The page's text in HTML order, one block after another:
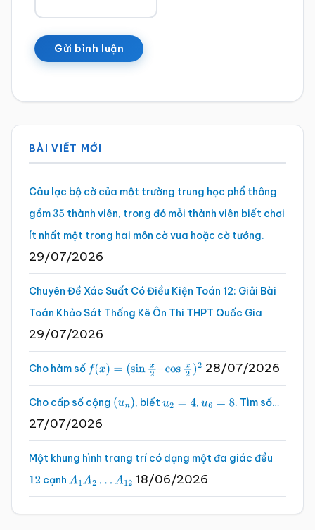
Sidebar
chính
BÀI VIẾT MỚI
Câu lạc bộ cờ của một trường trung học phổ thông
gồm35 thành viên, trong đó mỗi thành viên biết chơi
ít nhất một trong hai môn cờ vua hoặc cờ tướng.
29/07/2026
Chuyên Đề Xác Suất Có Điều Kiện Toán 12: Giải Bài
Toán Khảo Sát Thống Kê Ôn Thi THPT Quốc Gia
29/07/2026
Cho hàm số f(x)=(sinx2 –cosx2 )2 28/07/2026
Cho cấp số cộng (un), biếtu2 =4 , u6 =8 . Tìm số…
27/07/2026
Một khung hình trang trí có dạng một đa giác đều
12 cạnh A1A2…A 12 18/06/2026